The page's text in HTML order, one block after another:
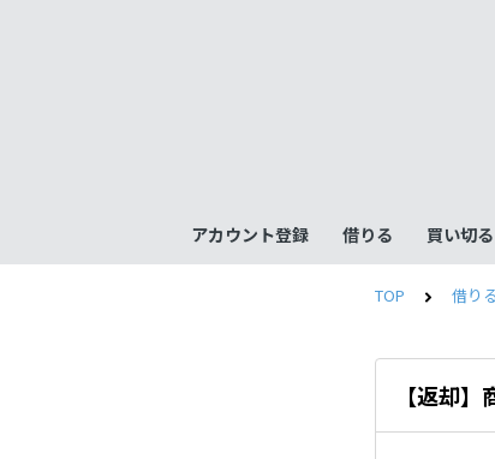
アカウント登録 借りる 買い切る
TOP 借りる
【返却